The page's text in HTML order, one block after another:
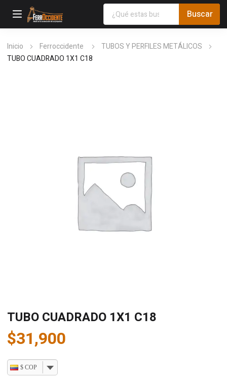
Inicio Ferroccidente
TUBOS Y PERFILES METÁLICOS
TUBO CUADRADO 1X1 C18
TUBO CUADRADO 1X1 C18
$31,900
$ COP